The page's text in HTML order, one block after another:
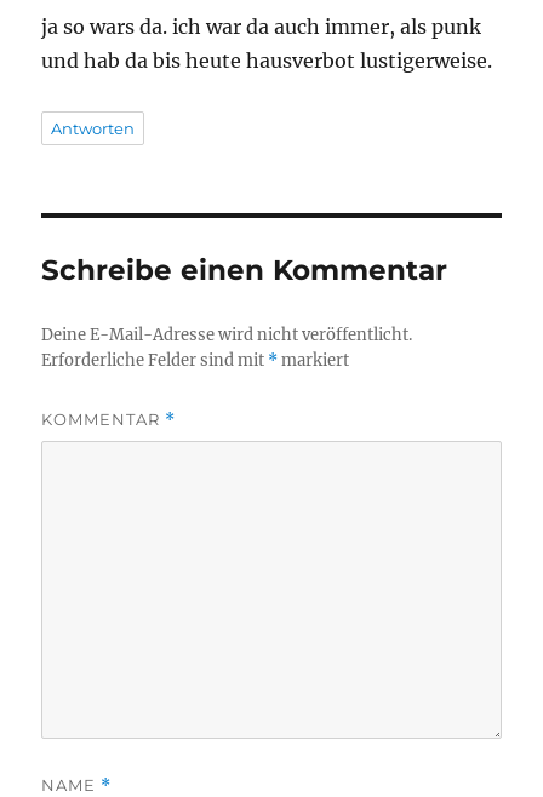
ja so wars da. ich war da auch immer, als punk
und hab da bis heute hausverbot lustigerweise.
Antworten
Schreibe einen Kommentar
Deine E-Mail-Adresse wird nicht veröffentlicht.
Erforderliche Felder sind mit *markiert
KOMMENTAR *
NAME *